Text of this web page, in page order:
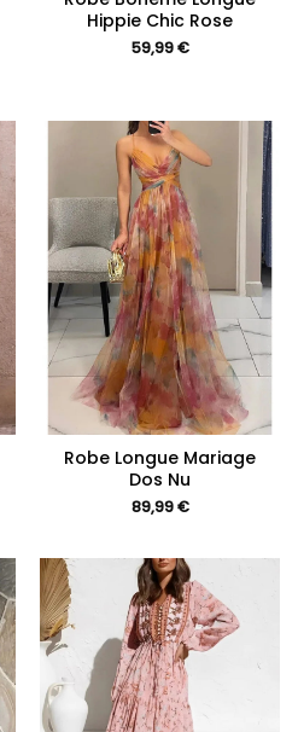
Hippie Chic Rose
59,99€
Robe Longue Mariage
Dos Nu
89,99€